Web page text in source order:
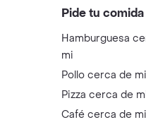
Pide tu
Hamburguesa
mi
Pollo cerca de mi
Pizza cerca de
Café cerca de mi